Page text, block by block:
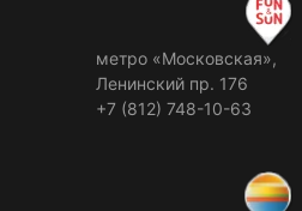
метро «Московская»,
Ленинский пр. 176
+7 (812) 748-10-63